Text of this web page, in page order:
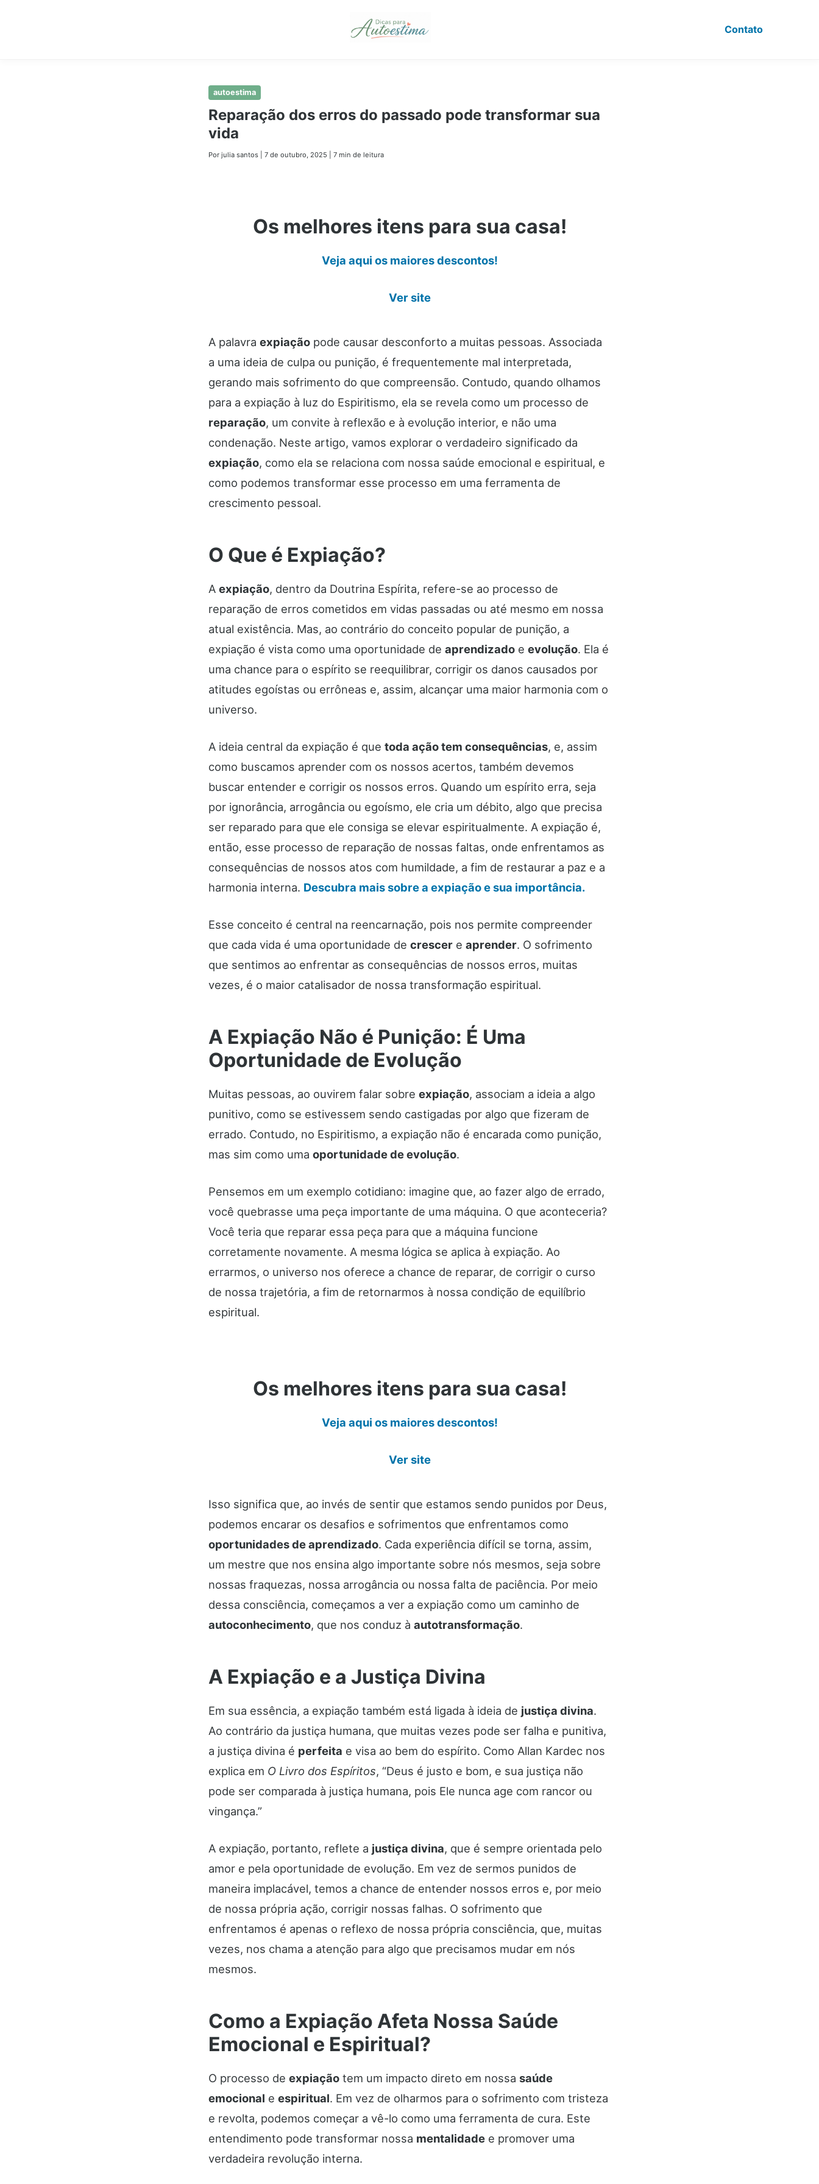
Contato
autoestima
Reparação dos erros do passado pode transformar sua
vida
Por julia santos 7 de outubro, 2025 7 min de leitura
Os melhores itens para sua casa!
Veja aqui os maiores descontos!
Ver site
A palavra expiação pode causar desconforto a muitas pessoas. Associada
a uma ideia de culpa ou punição, é frequentemente mal interpretada,
gerando mais sofrimento do que compreensão. Contudo, quando olhamos
para a expiação à luz do Espiritismo, ela se revela como um processo de
reparação, um convite à reflexão e à evolução interior, e não uma
condenação. Neste artigo, vamos explorar o verdadeiro significado da
expiação, como ela se relaciona com nossa saúde emocional e espiritual, e
como podemos transformar esse processo em uma ferramenta de
crescimento pessoal.
O Que é Expiação?
A expiação, dentro da Doutrina Espírita, refere-se ao processo de
reparação de erros cometidos em vidas passadas ou até mesmo em nossa
atual existência. Mas, ao contrário do conceito popular de punição, a
expiação é vista como uma oportunidade de aprendizado e evolução. Ela é
uma chance para o espírito se reequilibrar, corrigir os danos causados por
atitudes egoístas ou errôneas e, assim, alcançar uma maior harmonia com o
universo.
A ideia central da expiação é que toda ação tem consequências, e, assim
como buscamos aprender com os nossos acertos, também devemos
buscar entender e corrigir os nossos erros. Quando um espírito erra, seja
por ignorância, arrogância ou egoísmo, ele cria um débito, algo que precisa
ser reparado para que ele consiga se elevar espiritualmente. A expiação é,
então, esse processo de reparação de nossas faltas, onde enfrentamos as
consequências de nossos atos com humildade, a fim de restaurar a paz e a
harmonia interna. Descubra mais sobre a expiação e sua importância.
Esse conceito é central na reencarnação, pois nos permite compreender
que cada vida é uma oportunidade de crescer e aprender. O sofrimento
que sentimos ao enfrentar as consequências de nossos erros, muitas
vezes, é o maior catalisador de nossa transformação espiritual.
A Expiação Não é Punição: É Uma
Oportunidade de Evolução
Muitas pessoas, ao ouvirem falar sobre expiação, associam a ideia a algo
punitivo, como se estivessem sendo castigadas por algo que fizeram de
errado. Contudo, no Espiritismo, a expiação não é encarada como punição,
mas sim como uma oportunidade de evolução.
Pensemos em um exemplo cotidiano: imagine que, ao fazer algo de errado,
você quebrasse uma peça importante de uma máquina. O que aconteceria?
Você teria que reparar essa peça para que a máquina funcione
corretamente novamente. A mesma lógica se aplica à expiação. Ao
errarmos, o universo nos oferece a chance de reparar, de corrigir o curso
de nossa trajetória, a fim de retornarmos à nossa condição de equilíbrio
espiritual.
Os melhores itens para sua casa!
Veja aqui os maiores descontos!
Ver site
Isso significa que, ao invés de sentir que estamos sendo punidos por Deus,
podemos encarar os desafios e sofrimentos que enfrentamos como
oportunidades de aprendizado. Cada experiência difícil se torna, assim,
um mestre que nos ensina algo importante sobre nós mesmos, seja sobre
nossas fraquezas, nossa arrogância ou nossa falta de paciência. Por meio
dessa consciência, começamos a ver a expiação como um caminho de
autoconhecimento, que nos conduz à autotransformação.
A Expiação e a Justiça Divina
Em sua essência, a expiação também está ligada à ideia de justiça divina.
Ao contrário da justiça humana, que muitas vezes pode ser falha e punitiva,
a justiça divina é perfeita e visa ao bem do espírito. Como Allan Kardec nos
explica em O Livro dos Espíritos, “Deus é justo e bom, e sua justiça não
pode ser comparada à justiça humana, pois Ele nunca age com rancor ou
vingança.”
A expiação, portanto, reflete a justiça divina, que é sempre orientada pelo
amor e pela oportunidade de evolução. Em vez de sermos punidos de
maneira implacável, temos a chance de entender nossos erros e, por meio
de nossa própria ação, corrigir nossas falhas. O sofrimento que
enfrentamos é apenas o reflexo de nossa própria consciência, que, muitas
vezes, nos chama a atenção para algo que precisamos mudar em nós
mesmos.
Como a Expiação Afeta Nossa Saúde
Emocional e Espiritual?
O processo de expiação tem um impacto direto em nossa saúde
emocional e espiritual. Em vez de olharmos para o sofrimento com tristeza
e revolta, podemos começar a vê-lo como uma ferramenta de cura. Este
entendimento pode transformar nossa mentalidade e promover uma
verdadeira revolução interna.